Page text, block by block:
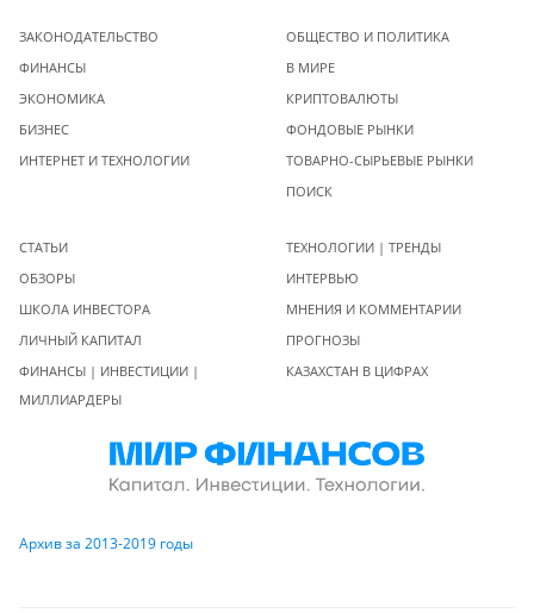
ЗАКОНОДАТЕЛЬСТВО
ФИНАНСЫ
ЭКОНОМИКА
БИЗНЕС
ИНТЕРНЕТ И ТЕХНОЛОГИИ
ОБЩЕСТВО И ПОЛИТИКА
В МИРЕ
КРИПТОВАЛЮТЫ
ФОНДОВЫЕ РЫНКИ
ТОВАРНО-СЫРЬЕВЫЕ РЫНКИ
ПОИСК
СТАТЬИ
ОБЗОРЫ
ШКОЛА ИНВЕСТОРА
ЛИЧНЫЙ КАПИТАЛ
ФИНАНСЫ | ИНВЕСТИЦИИ |
МИЛЛИАРДЕРЫ
ТЕХНОЛОГИИ | ТРЕНДЫ
ИНТЕРВЬЮ
МНЕНИЯ И КОММЕНТАРИИ
ПРОГНОЗЫ
КАЗАХСТАН В ЦИФРАХ
Архив за 2013-2019 годы